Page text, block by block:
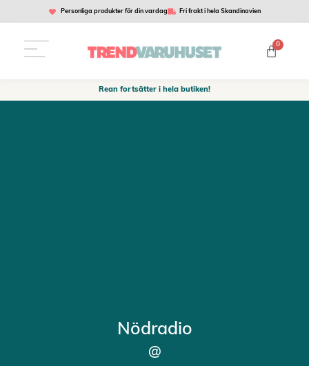
Personliga produkter för din vardag Fri frakt i hela Skandinavien
0
Rean fortsätter i hela butiken!
Nödradio
@